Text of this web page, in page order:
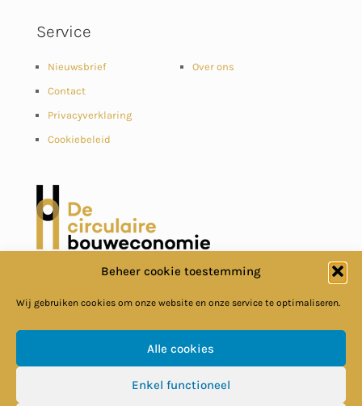
Beheer cookie toestemming
Wij gebruiken cookies om onze website en onze service te optimaliseren.
Alle cookies
Enkel functioneel
Service
Nieuwsbrief
Contact
Privacyverklaring
Cookiebeleid
Over ons
© Circulaire Bouweconomie